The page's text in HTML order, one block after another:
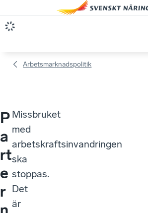
Arbetsmarknadspolitik
P
a
rt
e
r
Missbruket
med
arbetskraftsinvandringen
ska
stoppas.
Det
är